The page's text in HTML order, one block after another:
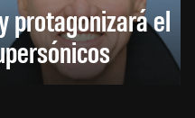
protagonizará el